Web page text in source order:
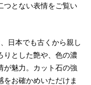
つとない表情をご覧い
日本でも古くから親し
りとした艶や、色の濃
が魅力。カット石の強
をお確かめいただけま